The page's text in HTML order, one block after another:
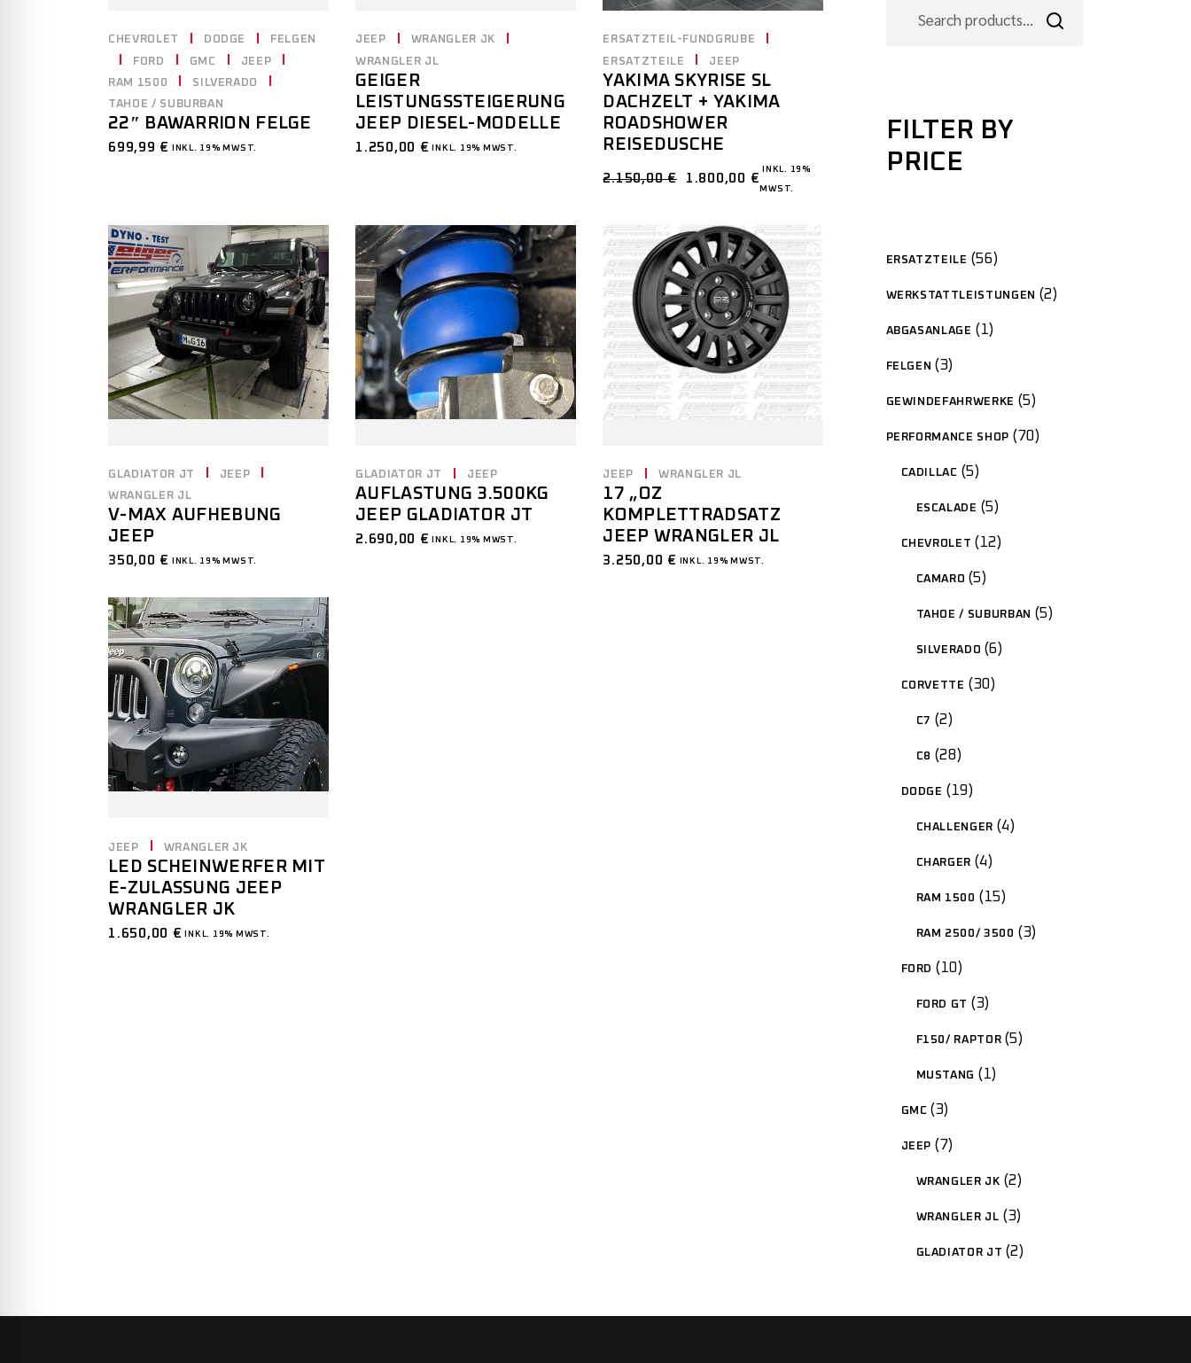
CHEVROLET DODGE
FELGEN
FORD
GMC
JEEP
RAM 1500
SILVERADO
TAHOE / SUBURBAN
22″ BAWARRION FELGE
699,99 € INKL. 19% MWST.
JEEP
WRANGLER JK
WRANGLER JL
GEIGER
LEISTUNGSSTEIGERUNG
JEEP DIESEL-MODELLE
1.250,00 € INKL. 19% MWST.
ERSATZTEIL-FUNDGRUBE
ERSATZTEILE
JEEP
YAKIMA SKYRISE SL
DACHZELT + YAKIMA
ROADSHOWER
REISEDUSCHE
2.150,00€ 1.800,00 €
INKL. 19%
MWST.
GLADIATOR JT
JEEP
WRANGLER JL
V-MAX AUFHEBUNG
JEEP
350,00 € INKL. 19% MWST.
GLADIATOR JT JEEP
AUFLASTUNG 3.500KG
JEEP GLADIATOR JT
2.690,00 € INKL. 19% MWST.
JEEP WRANGLER JL
17 „OZ
KOMPLETTRADSATZ
JEEP WRANGLER JL
3.250,00 € INKL. 19% MWST.
JEEP WRANGLER JK
LED SCHEINWERFER MIT
E-ZULASSUNG JEEP
WRANGLER JK
1.650,00 € INKL. 19% MWST.
FILTER BY
PRICE
ERSATZTEILE 56
WERKSTATTLEISTUNGEN 2
ABGASANLAGE 1
FELGEN 3
GEWINDEFAHRWERKE 5
PERFORMANCE SHOP 70
CADILLAC 5
ESCALADE 5
CHEVROLET 12
CAMARO 5
TAHOE / SUBURBAN 5
SILVERADO 6
CORVETTE 30
C7 2
C8 28
DODGE 19
CHALLENGER 4
CHARGER 4
RAM 1500 15
RAM 2500/ 3500 3
FORD 10
FORD GT 3
F150/ RAPTOR 5
MUSTANG 1
GMC 3
JEEP 7
WRANGLER JK 2
WRANGLER JL 3
GLADIATOR JT 2